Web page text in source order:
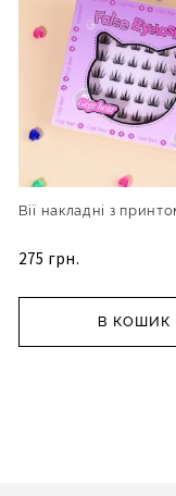
Вії накладні з
275 грн.
В КОШИК